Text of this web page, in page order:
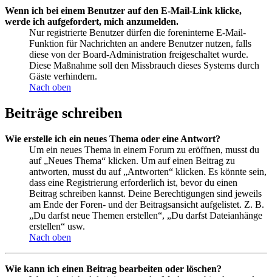
Wenn ich bei einem Benutzer auf den E-Mail-Link klicke,
werde ich aufgefordert, mich anzumelden.
Nur registrierte Benutzer dürfen die foreninterne E-Mail-
Funktion für Nachrichten an andere Benutzer nutzen, falls
diese von der Board-Administration freigeschaltet wurde.
Diese Maßnahme soll den Missbrauch dieses Systems durch
Gäste verhindern.
Nach oben
Beiträge schreiben
Wie erstelle ich ein neues Thema oder eine Antwort?
Um ein neues Thema in einem Forum zu eröffnen, musst du
auf „Neues Thema“ klicken. Um auf einen Beitrag zu
antworten, musst du auf „Antworten“ klicken. Es könnte sein,
dass eine Registrierung erforderlich ist, bevor du einen
Beitrag schreiben kannst. Deine Berechtigungen sind jeweils
am Ende der Foren- und der Beitragsansicht aufgelistet. Z. B.
„Du darfst neue Themen erstellen“, „Du darfst Dateianhänge
erstellen“ usw.
Nach oben
Wie kann ich einen Beitrag bearbeiten oder löschen?